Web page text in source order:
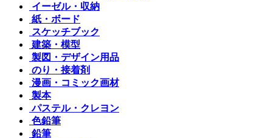
イーゼル・収納
紙・ボード
スケッチブック
建築・模型
製図・デザイン用品
のり・接着剤
漫画・コミック画材
製本
パステル・クレヨン
色鉛筆
鉛筆